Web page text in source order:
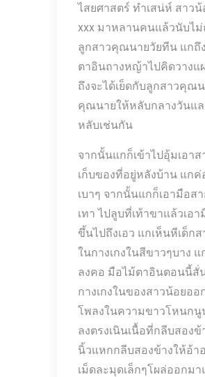
ไสยศาสตร์ ทำเสน่ห์ สาว
xxx มาหลานคนแล้วนับไ
ลูกสาวคุณนายวัยทีน แกถึ
ตาอินถางหญ้าไปคิดวางแ
ถึงจะได้เย็ดกับลูกสาวคุณ
คุณนายให้หลับกลางวันแ
หลับเช่นกัน
จากนั้นแกก็เข้าไปอุ้มเอา
เก็บของที่อยู่หลังบ้าน แกค่
เบาๆ จากนั้นแกก็เอามือ
เทา ไปลูบที่เท้าขาแล้วเอ
ขึ้นไปถึงเอว แกเห็นหีเด็ก
ในกางเกงในสีขาวๆบาง
ลงคอ มือไม้ตาอินตอนนี้สั่
กางเกงในของสาวน้อยออ
โพลงในความขาวโหนก
ลงตรงเนินเนื้อที่กลีบสอง
นิ้วแหกกลีบสองข้างให้อ้า
เม็ดละมุดเล็กๆโผล่ออกม